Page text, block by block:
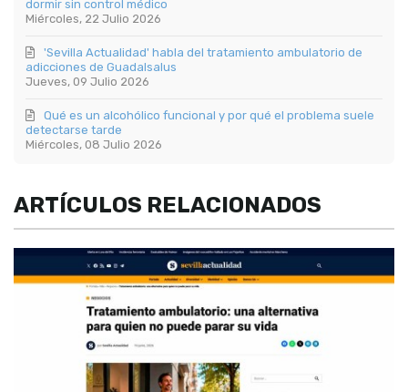
Miércoles, 22 Julio 2026
dormir sin control médico
Jueves, 09 Julio 2026
'Sevilla Actualidad' habla del tratamiento ambulatorio de
adicciones de Guadalsalus
Miércoles, 08 Julio 2026
Qué es un alcohólico funcional y por qué el problema suele
detectarse tarde
ARTÍCULOS RELACIONADOS